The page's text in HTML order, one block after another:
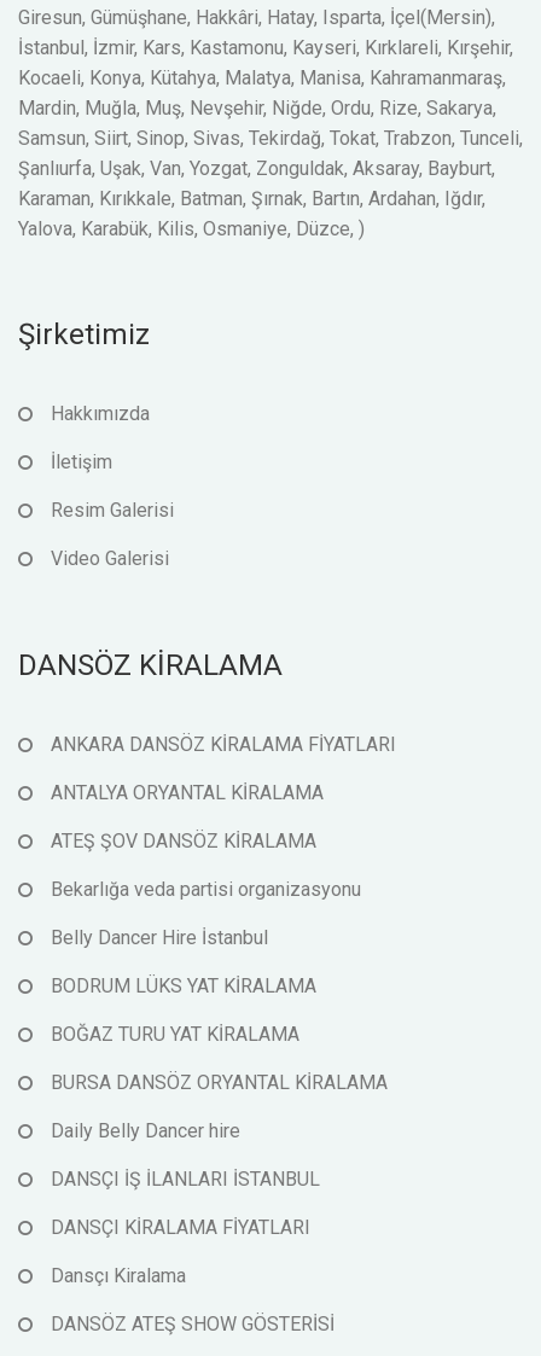
Giresun, Gümüşhane, Hakkâri, Hatay, Isparta, İçel(Mersin),
İstanbul, İzmir, Kars, Kastamonu, Kayseri, Kırklareli, Kırşehir,
Kocaeli, Konya, Kütahya, Malatya, Manisa, Kahramanmaraş,
Mardin, Muğla, Muş, Nevşehir, Niğde, Ordu, Rize, Sakarya,
Samsun, Siirt, Sinop, Sivas, Tekirdağ, Tokat, Trabzon, Tunceli,
Şanlıurfa, Uşak, Van, Yozgat, Zonguldak, Aksaray, Bayburt,
Karaman, Kırıkkale, Batman, Şırnak, Bartın, Ardahan, Iğdır,
Yalova, Karabük, Kilis, Osmaniye, Düzce, )
Şirketimiz
Hakkımızda
İletişim
Resim Galerisi
Video Galerisi
DANSÖZ KİRALAMA
ANKARA DANSÖZ KİRALAMA FİYATLARI
ANTALYA ORYANTAL KİRALAMA
ATEŞ ŞOV DANSÖZ KİRALAMA
Bekarlığa veda partisi organizasyonu
Belly Dancer Hire İstanbul
BODRUM LÜKS YAT KİRALAMA
BOĞAZ TURU YAT KİRALAMA
BURSA DANSÖZ ORYANTAL KİRALAMA
Daily Belly Dancer hire
DANSÇI İŞ İLANLARI İSTANBUL
DANSÇI KİRALAMA FİYATLARI
Dansçı Kiralama
DANSÖZ ATEŞ SHOW GÖSTERİSİ